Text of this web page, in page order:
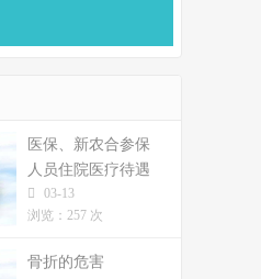
医保、新农合参保
人员住院医疗待遇
标准03-13
浏览：257 次
骨折的危害